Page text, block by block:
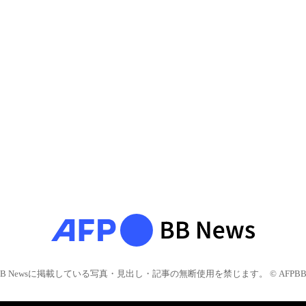
Newsに掲載している写真・見出し・記事の無断使用を禁じます。 © AFPBB